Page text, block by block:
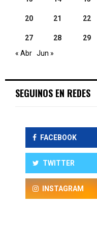
20 21 22
27 28 29
« Abr Jun »
SEGUINOS EN REDES
FACEBOOK
TWITTER
INSTAGRAM